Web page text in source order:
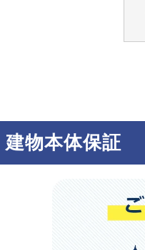
建物本体保証